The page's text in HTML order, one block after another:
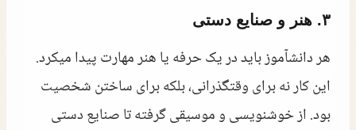
۳. هنر و صنایع دستی
هر دانشآموز باید در یک حرفه یا هنر مهارت پیدا میکرد.
این کار نه برای وقتگذرانی، بلکه برای ساختن شخصیت
بود. از خوشنویسی و موسیقی گرفته تا صنایع دستی